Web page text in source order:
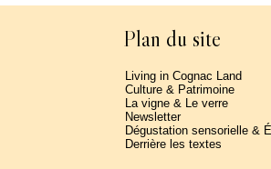
Plan du site
Living in Cognac Land
Culture & Patrimoine
La vigne & Le verre
Newsletter
Dégustation sensorielle &
Derrière les textes